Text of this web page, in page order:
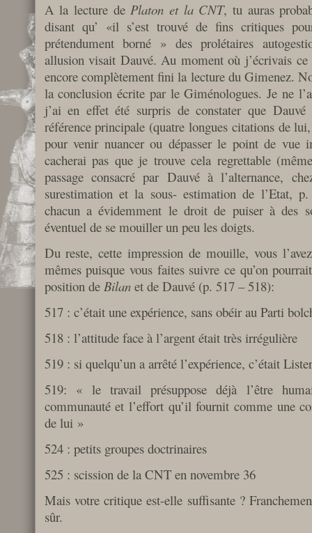
A la lecture dePlaton et la CNT, tu auras
disant qu’ «il s’est trouvé de fins critiques
prétendument borné » des prolétaires
allusion visait Dauvé. Au moment où j’écrivais ce
encore complètement fini la lecture du Gimenez.
la conclusion écrite par le Giménologues. Je ne
j’ai en effet été surpris de constater que Dauvé
référence principale (quatre longues citations de
pour venir nuancer ou dépasser le point de vue
cacherai pas que je trouve cela regrettable
passage consacré par Dauvé à l’alternance,
surestimation et la sous- estimation de l’Etat,
chacun a évidemment le droit de puiser à des
éventuel de se mouiller un peu les doigts.
Du reste, cette impression de mouille, vous
mêmes puisque vous faites suivre ce qu’on
position de Bilanet de Dauvé (p. 517 – 518):
517 : c’était une expérience, sans obéir au Parti
518 : l’attitude face à l’argent était très irrégulière
519 : si quelqu’un a arrêté l’expérience, c’était Lister
519: « le travail présuppose déjà l’être
communauté et l’effort qu’il fournit comme une
de lui »
524 : petits groupes doctrinaires
525 : scission de la CNT en novembre 36
Mais votre critique est-elle suffisante ?
sûr.